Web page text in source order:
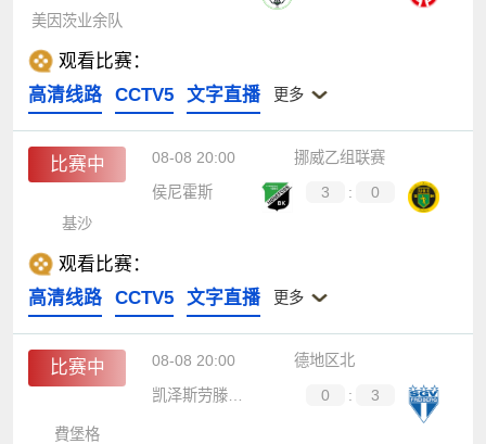
美因茨业余队
观看比赛：
高清线路
CCTV5 文字直播 更多
比赛中 08-08 20:00
挪威乙组联赛
侯尼霍斯
3 :
0
基沙
观看比赛：
高清线路
CCTV5 文字直播 更多
比赛中 08-08 20:00
德地区北
凯泽斯劳滕青年队
0 : 3
費堡格